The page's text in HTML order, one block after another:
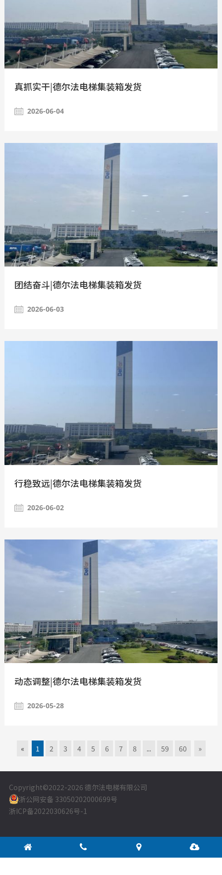
真抓实干|德尔法电梯集装箱发货
2026-06-04
团结奋斗|德尔法电梯集装箱发货
2026-06-03
行稳致远|德尔法电梯集装箱发货
2026-06-02
动态调整|德尔法电梯集装箱发货
2026-05-28
« 1 2 3 4 5 6 7 8 ... 59 60 »
Copyright©2022-2026 德尔法电梯有限公司
浙公网安备 33050202000699号
浙ICP备2022030626号-1